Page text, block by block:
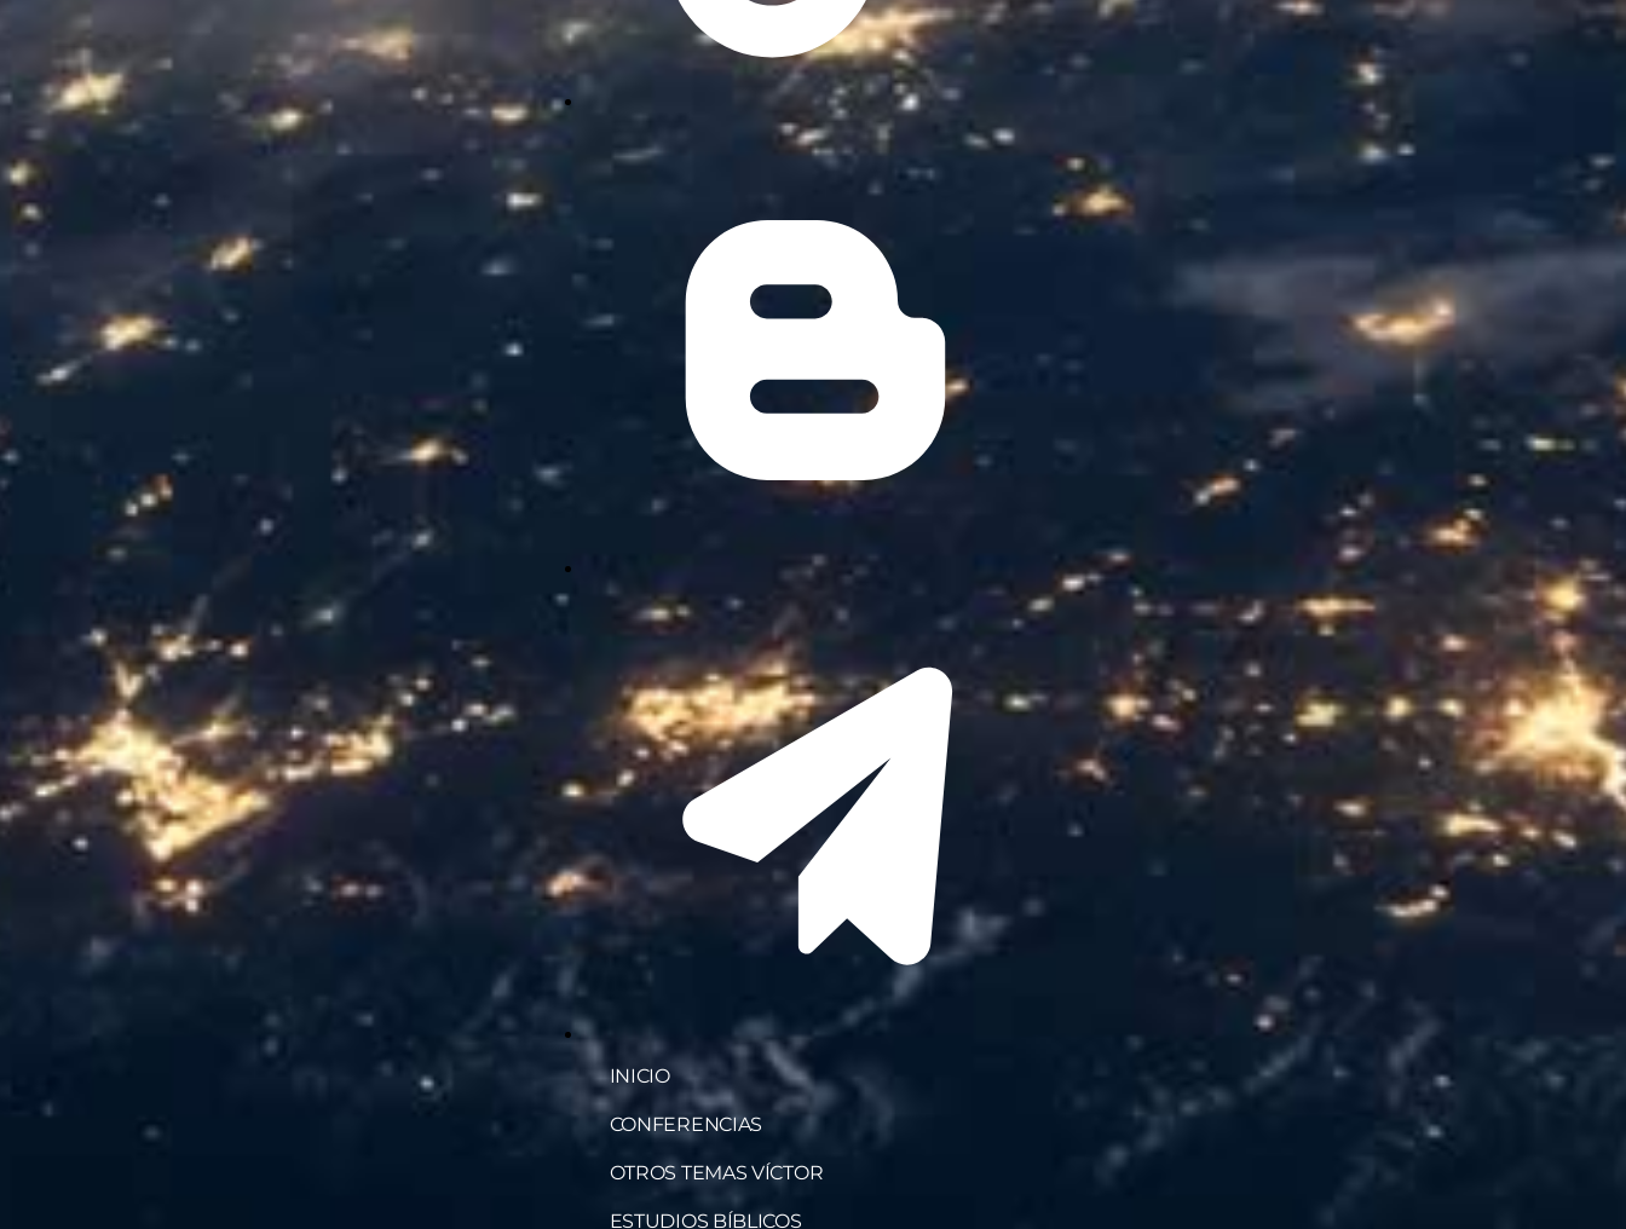
INICIO
CONFERENCIAS
OTROS TEMAS VÍCTOR
ESTUDIOS BÍBLICOS